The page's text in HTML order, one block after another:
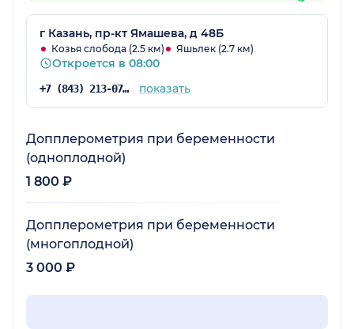
г Казань, пр-кт Ямашева, д 48Б
Козья слобода (2.5 км) Яшьлек (2.7 км)
Откроется в 08:00
+7 (843) 213-07-53 показать
Допплерометрия при беременности
(одноплодной)
1 800 ₽
Допплерометрия при беременности
(многоплодной)
3 000 ₽